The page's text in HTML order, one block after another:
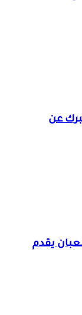
عن
يقدم